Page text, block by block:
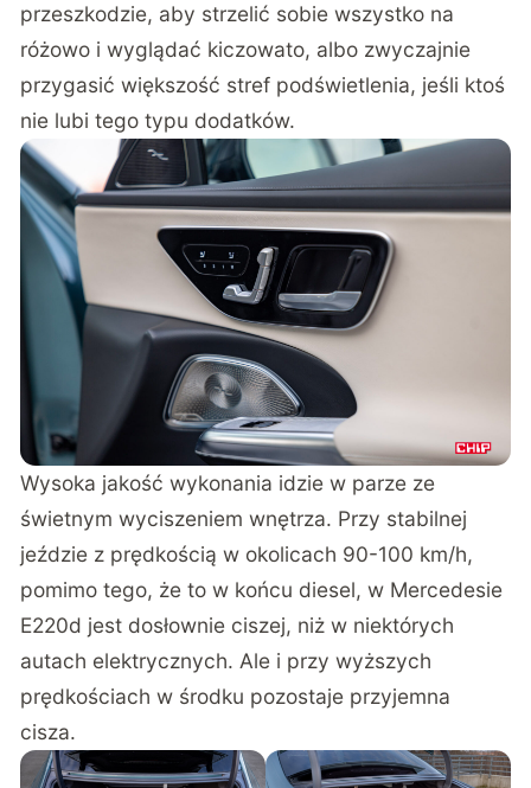
przeszkodzie, aby strzelić sobie wszystko na
różowo i wyglądać kiczowato, albo zwyczajnie
przygasić większość stref podświetlenia, jeśli ktoś
nie lubi tego typu dodatków.
Wysoka jakość wykonania idzie w parze ze
świetnym wyciszeniem wnętrza. Przy stabilnej
jeździe z prędkością w okolicach 90-100 km/h,
pomimo tego, że to w końcu diesel, w Mercedesie
E220d jest dosłownie ciszej, niż w niektórych
autach elektrycznych. Ale i przy wyższych
prędkościach w środku pozostaje przyjemna
cisza.